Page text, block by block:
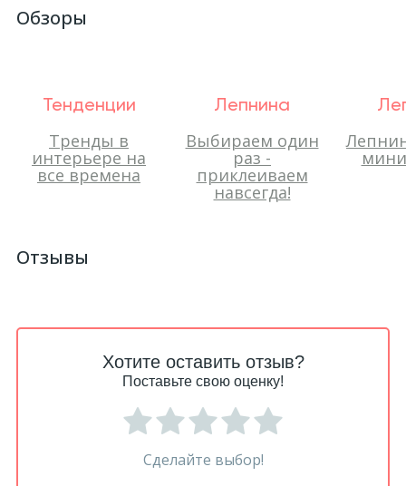
Обзоры
Тенденции
Тренды в
интерьере на
все времена
Лепнина
Выбираем один
раз -
приклеиваем
навсегда!
Отзывы
Хотите оставить отзыв?
Поставьте свою оценку!
Сделайте выбор!